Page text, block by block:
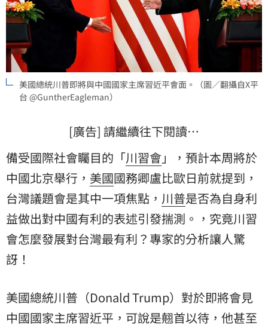
美國總統川普即將與中國國家主席習近平會面。（圖／翻攝自X平
台 @GuntherEagleman）
[廣告] 請繼續往下閱讀…
備受國際社會矚目的「川習會」，預計本周將於
中國北京舉行， 美國國務卿盧比歐日前就提到，
台灣議題會是其中一項焦點， 川普是否為自身利
益做出對中國有利的表述引發揣測。，究竟川習
會怎麼發展對台灣最有利？專家的分析讓人驚
訝！
美國總統川普（Donald Trump）對於即將會見
中國國家主席習近平，可說是翹首以待，他甚至